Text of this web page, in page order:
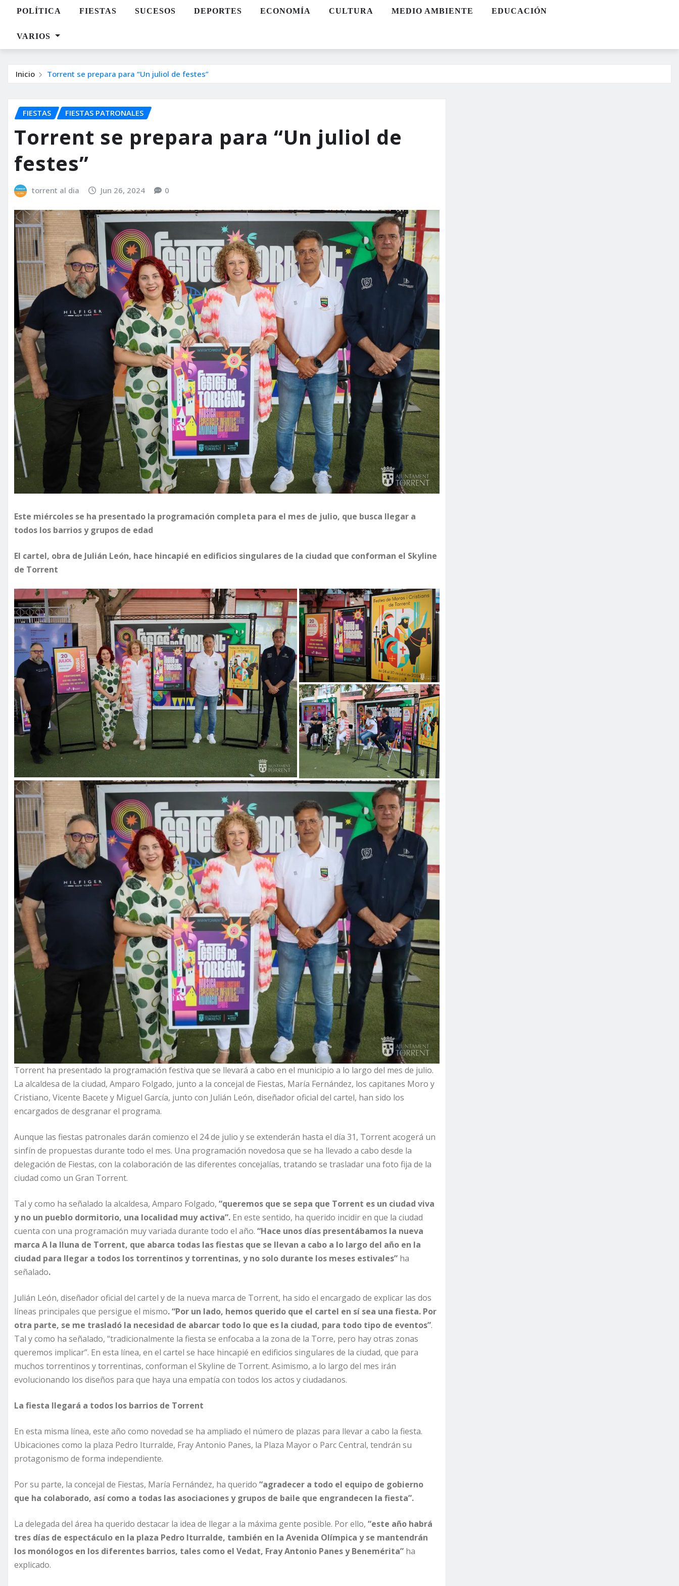
POLÍTICA FIESTAS SUCESOS DEPORTES ECONOMÍA CULTURA MEDIO AMBIENTE EDUCACIÓN
VARIOS
Inicio Torrent se prepara para “Un juliol de festes”
FIESTAS FIESTAS PATRONALES
Torrent se prepara para “Un juliol de
festes”
torrent al dia Jun 26, 2024 0
Este miércoles se ha presentado la programación completa para el mes de julio, que busca llegar a
todos los barrios y grupos de edad
El cartel, obra de Julián León, hace hincapié en edificios singulares de la ciudad que conforman el Skyline
de Torrent
Torrent ha presentado la programación festiva que se llevará a cabo en el municipio a lo largo del mes de julio.
La alcaldesa de la ciudad, Amparo Folgado, junto a la concejal de Fiestas, María Fernández, los capitanes Moro y
Cristiano, Vicente Bacete y Miguel García, junto con Julián León, diseñador oficial del cartel, han sido los
encargados de desgranar el programa.
Aunque las fiestas patronales darán comienzo el 24 de julio y se extenderán hasta el día 31, Torrent acogerá un
sinfín de propuestas durante todo el mes. Una programación novedosa que se ha llevado a cabo desde la
delegación de Fiestas, con la colaboración de las diferentes concejalías, tratando se trasladar una foto fija de la
ciudad como un Gran Torrent.
Tal y como ha señalado la alcaldesa, Amparo Folgado, “queremos que se sepa que Torrent es un ciudad viva
y no un pueblo dormitorio, una localidad muy activa”. En este sentido, ha querido incidir en que la ciudad
cuenta con una programación muy variada durante todo el año. “Hace unos días presentábamos la nueva
marca A la lluna de Torrent, que abarca todas las fiestas que se llevan a cabo a lo largo del año en la
ciudad para llegar a todos los torrentinos y torrentinas, y no solo durante los meses estivales” ha
señalado.
Julián León, diseñador oficial del cartel y de la nueva marca de Torrent, ha sido el encargado de explicar las dos
líneas principales que persigue el mismo. “Por un lado, hemos querido que el cartel en sí sea una fiesta. Por
otra parte, se me trasladó la necesidad de abarcar todo lo que es la ciudad, para todo tipo de eventos”.
Tal y como ha señalado, “tradicionalmente la fiesta se enfocaba a la zona de la Torre, pero hay otras zonas
queremos implicar”. En esta línea, en el cartel se hace hincapié en edificios singulares de la ciudad, que para
muchos torrentinos y torrentinas, conforman el Skyline de Torrent. Asimismo, a lo largo del mes irán
evolucionando los diseños para que haya una empatía con todos los actos y ciudadanos.
La fiesta llegará a todos los barrios de Torrent
En esta misma línea, este año como novedad se ha ampliado el número de plazas para llevar a cabo la fiesta.
Ubicaciones como la plaza Pedro Iturralde, Fray Antonio Panes, la Plaza Mayor o Parc Central, tendrán su
protagonismo de forma independiente.
Por su parte, la concejal de Fiestas, María Fernández, ha querido “agradecer a todo el equipo de gobierno
que ha colaborado, así como a todas las asociaciones y grupos de baile que engrandecen la fiesta”.
La delegada del área ha querido destacar la idea de llegar a la máxima gente posible. Por ello, “este año habrá
tres días de espectáculo en la plaza Pedro Iturralde, también en la Avenida Olímpica y se mantendrán
los monólogos en los diferentes barrios, tales como el Vedat, Fray Antonio Panes y Benemérita” ha
explicado.